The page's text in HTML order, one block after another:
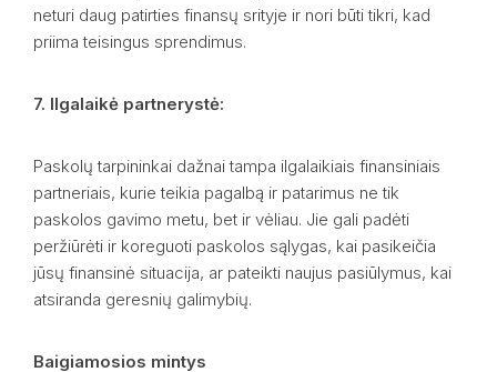
neturi daug patirties finansų srityje ir nori būti tikri, kad
priima teisingus sprendimus.
7. Ilgalaikė partnerystė:
Paskolų tarpininkai dažnai tampa ilgalaikiais finansiniais
partneriais, kurie teikia pagalbą ir patarimus ne tik
paskolos gavimo metu, bet ir vėliau. Jie gali padėti
peržiūrėti ir koreguoti paskolos sąlygas, kai pasikeičia
jūsų finansinė situacija, ar pateikti naujus pasiūlymus, kai
atsiranda geresnių galimybių.
Baigiamosios mintys